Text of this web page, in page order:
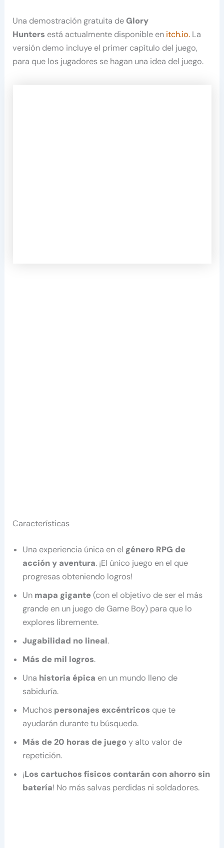
Una demostración gratuita deGlory
Hunters está actualmente disponible en itch.io. La
versión demo incluye el primer capítulo del juego,
para que los jugadores se hagan una idea del juego.
Características
Una experiencia única en el género RPG de
acción y aventura. ¡El único juego en el que
progresas obteniendo logros!
Un mapa gigante(con el objetivo de ser el más
grande en un juego de Game Boy) para que lo
explores libremente.
Jugabilidad no lineal.
Más de mil logros.
Una historia épica en un mundo lleno de
sabiduría.
Muchos personajes excéntricos que te
ayudarán durante tu búsqueda.
Más de 20 horas de juegoy alto valor de
repetición.
¡Los cartuchos físicos contarán con ahorro sin
batería! No más salvas perdidas ni soldadores.